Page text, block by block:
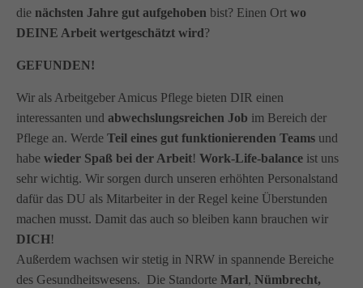
info@amicus-pflege.de
die nächsten Jahre gut aufgehoben bist? Einen Ort wo
DEINE Arbeit wertgeschätzt wird?
GEFUNDEN!
Wir als Arbeitgeber Amicus Pflege bieten DIR einen
interessanten und abwechslungsreichen Job im Bereich der
Pflege an. Werde Teil eines gut funktionierenden Teams und
habe wieder Spaß bei der Arbeit! Work-Life-balance ist uns
sehr wichtig. Wir sorgen durch unseren erhöhten Personalstand
dafür das DU als Mitarbeiter in der Regel keine Überstunden
machen musst. Damit das auch so bleiben kann brauchen wir
DICH!
Außerdem wachsen wir stetig in NRW in spannende Bereiche
des Gesundheitswesens. Die Standorte Marl, Nümbrecht,